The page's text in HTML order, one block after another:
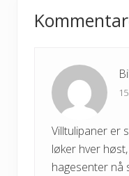
Villtulipaner er
løker hver
hagesenter nå